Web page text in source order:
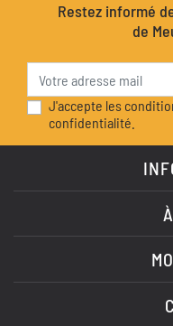
Restez informé
de
J'accepte les
confidentialité.